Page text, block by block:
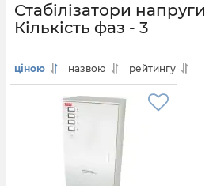
Стабілізатори
Кількість фаз - 3
ціною назвою рейтингу